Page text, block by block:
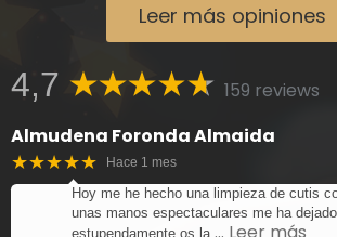
Leer más opiniones
4,7
159 reviews
Almudena Foronda Almaida
★★★★★ Hace 1 mes
Hoy me he hecho una limpieza de cutis
unas manos espectaculares me ha
estupendamente os la